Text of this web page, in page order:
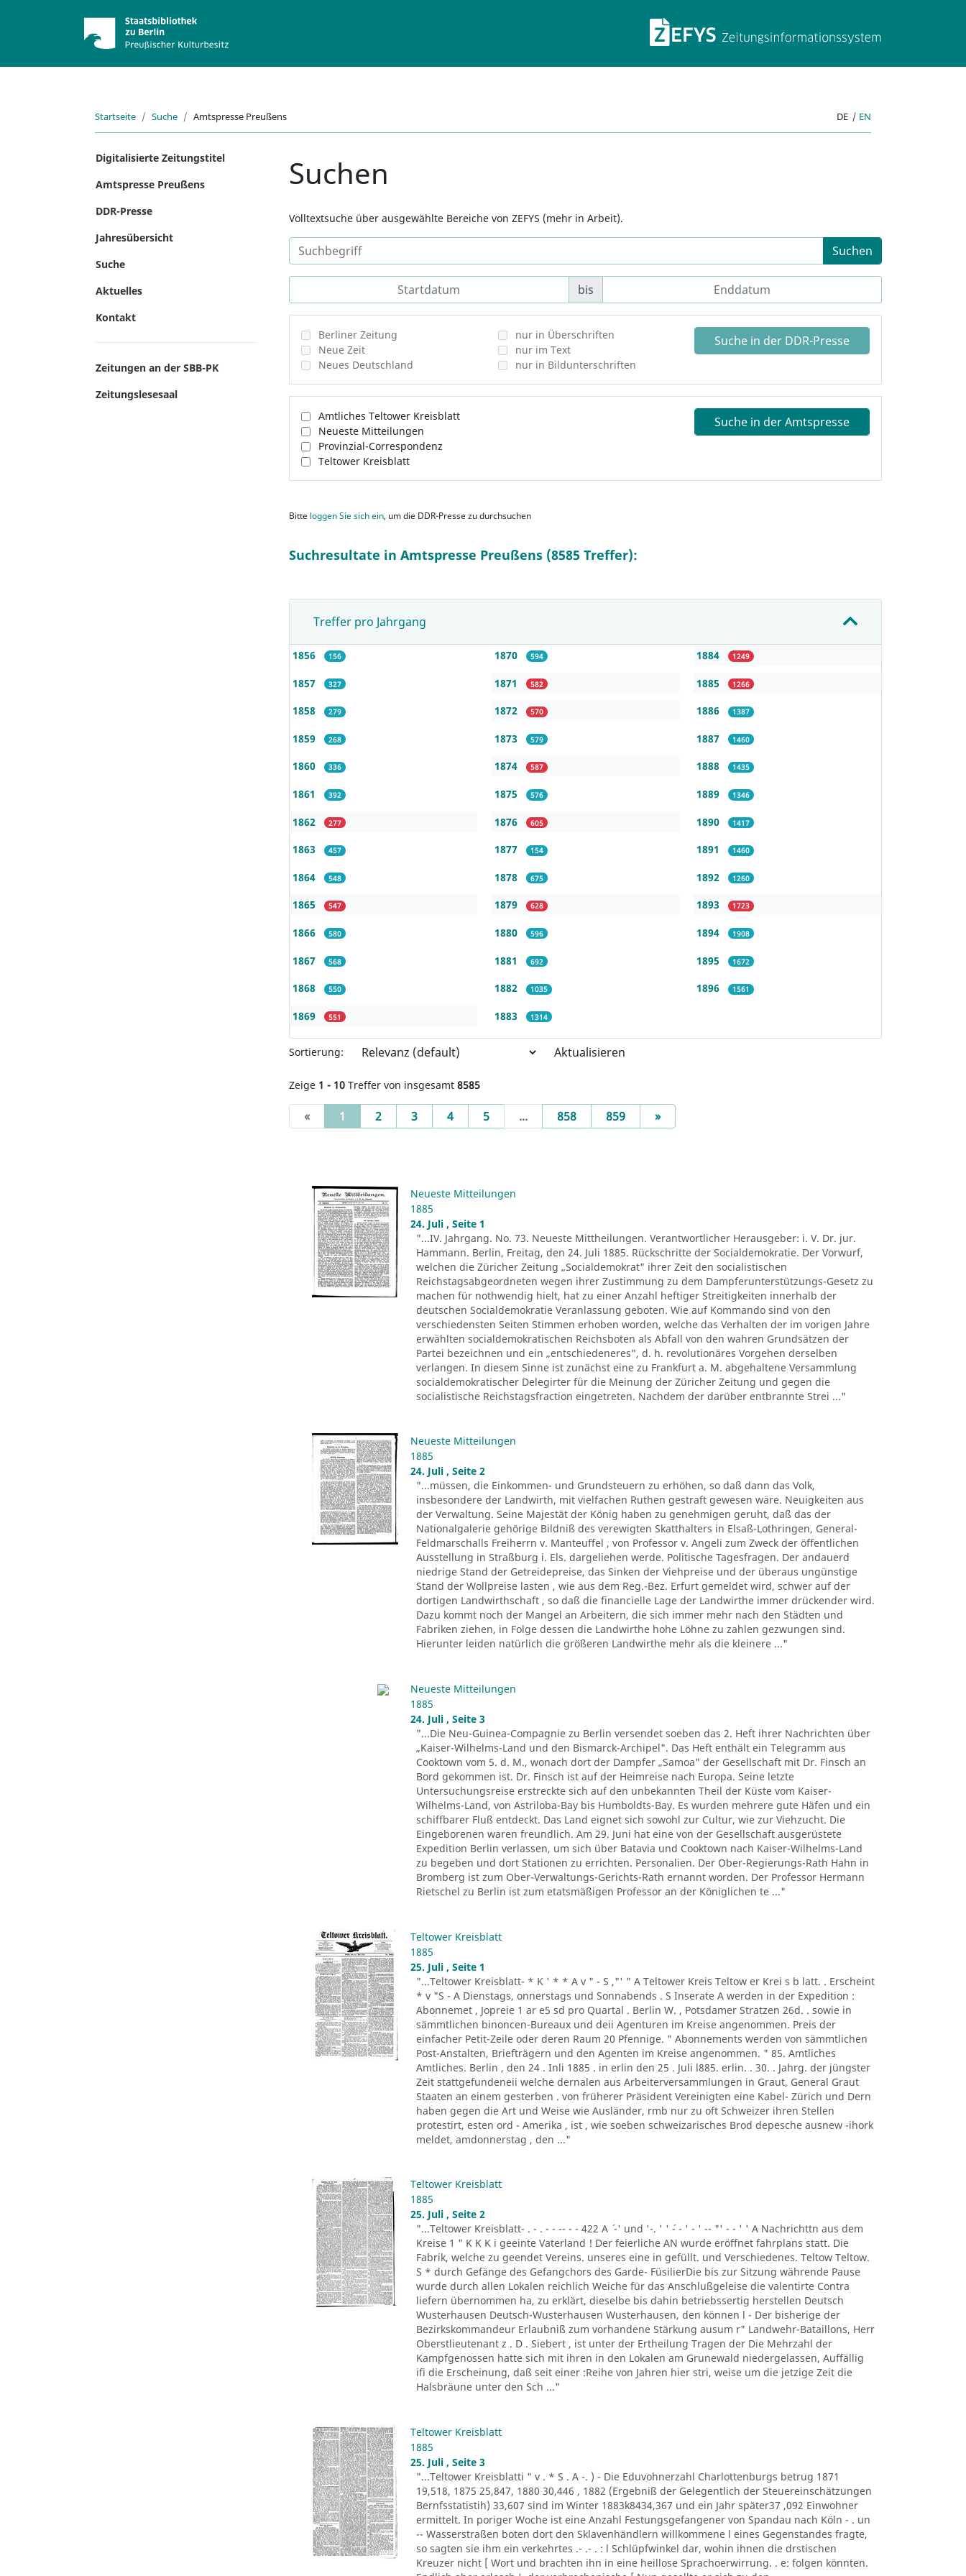
ZEFYS
Startseite Suche Amtspresse Preußens DE | EN
Digitalisierte Zeitungstitel
Amtspresse Preußens
DDR-Presse
Jahresübersicht
Suche
Aktuelles
Kontakt
Zeitungen an der SBB-PK
Zeitungslesesaal
Suchen
Volltextsuche über ausgewählte Bereiche von ZEFYS (mehr in Arbeit).
Suchen
bis
Berliner Zeitung
Neue Zeit
Neues Deutschland
nur in Überschriften
nur im Text
nur in Bildunterschriften
Suche in der DDR-Presse
Amtliches Teltower Kreisblatt
Neueste Mitteilungen
Provinzial-Correspondenz
Teltower Kreisblatt
Suche in der Amtspresse
Bitte loggen Sie sich ein, um die DDR-Presse zu durchsuchen
Suchresultate in Amtspresse Preußens (8585 Treffer):
Treffer pro Jahrgang
1856 156
1857 327
1858 279
1859 268
1860 336
1861 392
1862 277
1863 457
1864 548
1865 547
1866 580
1867 568
1868 550
1869 551
1870 594
1871 582
1872 570
1873 579
1874 587
1875 576
1876 605
1877 154
1878 675
1879 628
1880 596
1881 692
1882 1035
1883 1314
1884 1249
1885 1266
1886 1387
1887 1460
1888 1435
1889 1346
1890 1417
1891 1460
1892 1260
1893 1723
1894 1908
1895 1672
1896 1561
Sortierung: Aktualisieren
Zeige 1 - 10 Treffer von insgesamt 8585
« 1 (current)
2 3 4 5 ... 858 859 »Next
Neueste Mitteilungen
1885
24. Juli , Seite 1
"...IV. Jahrgang. No. 73. Neueste Mittheilungen. Verantwortlicher Herausgeber: i. V. Dr. jur.
Hammann. Berlin, Freitag, den 24. Juli 1885. Rückschritte der Socialdemokratie. Der Vorwurf,
welchen die Züricher Zeitung „Socialdemokrat" ihrer Zeit den socialistischen
Reichstagsabgeordneten wegen ihrer Zustimmung zu dem Dampferunterstützungs-Gesetz zu
machen für nothwendig hielt, hat zu einer Anzahl heftiger Streitigkeiten innerhalb der
deutschen Socialdemokratie Veranlassung geboten. Wie auf Kommando sind von den
verschiedensten Seiten Stimmen erhoben worden, welche das Verhalten der im vorigen Jahre
erwählten socialdemokratischen Reichsboten als Abfall von den wahren Grundsätzen der
Partei bezeichnen und ein „entschiedeneres", d. h. revolutionäres Vorgehen derselben
verlangen. In diesem Sinne ist zunächst eine zu Frankfurt a. M. abgehaltene Versammlung
socialdemokratischer Delegirter für die Meinung der Züricher Zeitung und gegen die
socialistische Reichstagsfraction eingetreten. Nachdem der darüber entbrannte Strei ..."
Neueste Mitteilungen
1885
24. Juli , Seite 2
"...müssen, die Einkommen- und Grundsteuern zu erhöhen, so daß dann das Volk,
insbesondere der Landwirth, mit vielfachen Ruthen gestraft gewesen wäre. Neuigkeiten aus
der Verwaltung. Seine Majestät der König haben zu genehmigen geruht, daß das der
Nationalgalerie gehörige Bildniß des verewigten Skatthalters in Elsaß-Lothringen, General-
Feldmarschalls Freiherrn v. Manteuffel , von Professor v. Angeli zum Zweck der öffentlichen
Ausstellung in Straßburg i. Els. dargeliehen werde. Politische Tagesfragen. Der andauerd
niedrige Stand der Getreidepreise, das Sinken der Viehpreise und der überaus ungünstige
Stand der Wollpreise lasten , wie aus dem Reg.-Bez. Erfurt gemeldet wird, schwer auf der
dortigen Landwirthschaft , so daß die financielle Lage der Landwirthe immer drückender wird.
Dazu kommt noch der Mangel an Arbeitern, die sich immer mehr nach den Städten und
Fabriken ziehen, in Folge dessen die Landwirthe hohe Löhne zu zahlen gezwungen sind.
Hierunter leiden natürlich die größeren Landwirthe mehr als die kleinere ..."
Neueste Mitteilungen
1885
24. Juli , Seite 3
"...Die Neu-Guinea-Compagnie zu Berlin versendet soeben das 2. Heft ihrer Nachrichten über
„Kaiser-Wilhelms-Land und den Bismarck-Archipel". Das Heft enthält ein Telegramm aus
Cooktown vom 5. d. M., wonach dort der Dampfer „Samoa" der Gesellschaft mit Dr. Finsch an
Bord gekommen ist. Dr. Finsch ist auf der Heimreise nach Europa. Seine letzte
Untersuchungsreise erstreckte sich auf den unbekannten Theil der Küste vom Kaiser-
Wilhelms-Land, von Astriloba-Bay bis Humboldts-Bay. Es wurden mehrere gute Häfen und ein
schiffbarer Fluß entdeckt. Das Land eignet sich sowohl zur Cultur, wie zur Viehzucht. Die
Eingeborenen waren freundlich. Am 29. Juni hat eine von der Gesellschaft ausgerüstete
Expedition Berlin verlassen, um sich über Batavia und Cooktown nach Kaiser-Wilhelms-Land
zu begeben und dort Stationen zu errichten. Personalien. Der Ober-Regierungs-Rath Hahn in
Bromberg ist zum Ober-Verwaltungs-Gerichts-Rath ernannt worden. Der Professor Hermann
Rietschel zu Berlin ist zum etatsmäßigen Professor an der Königlichen te ..."
Teltower Kreisblatt
1885
25. Juli , Seite 1
"...Teltower Kreisblatt- * K ' * * A v " - S ,"' " A Teltower Kreis Teltow er Krei s b latt. . Erscheint
* v "S - A Dienstags, onnerstags und Sonnabends . S Inserate A werden in der Expedition :
Abonnemet , Jopreie 1 ar e5 sd pro Quartal . Berlin W. , Potsdamer Stratzen 26d. . sowie in
sämmtlichen binoncen-Bureaux und deii Agenturen im Kreise angenommen. Preis der
einfacher Petit-Zeile oder deren Raum 20 Pfennige. " Abonnements werden von sämmtlichen
Post-Anstalten, Briefträgern und den Agenten im Kreise angenommen. " 85. Amtliches
Amtliches. Berlin , den 24 . Inli 1885 . in erlin den 25 . Juli l885. erlin. . 30. . Jahrg. der jüngster
Zeit stattgefundeneii welche dernalen aus Arbeiterversammlungen in Graut, General Graut
Staaten an einem gesterben . von früherer Präsident Vereinigten eine Kabel- Zürich und Dern
haben gegen die Art und Weise wie Ausländer, rmb nur zu oft Schweizer ihren Stellen
protestirt, esten ord - Amerika , ist , wie soeben schweizarisches Brod depesche ausnew -ihork
meldet, amdonnerstag , den ..."
Teltower Kreisblatt
1885
25. Juli , Seite 2
"...Teltower Kreisblatt- . - . - - -- - - 422 A ´ -' und '-. ' ' ´- - ' - ' -- "' - - ' ' A Nachrichttn aus dem
Kreise 1 " K K K i geeinte Vaterland ! Der feierliche AN wurde eröffnet fahrplans statt. Die
Fabrik, welche zu geendet Vereins. unseres eine in gefüllt. und Verschiedenes. Teltow Teltow.
S * durch Gefänge des Gefangchors des Garde- FüsilierDie bis zur Sitzung währende Pause
wurde durch allen Lokalen reichlich Weiche für das Anschlußgeleise die valentirte Contra
liefern übernommen ha, zu erklärt, dieselbe bis dahin betriebssertig herstellen Deutsch
Wusterhausen Deutsch-Wusterhausen Wusterhausen, den können l - Der bisherige der
Bezirkskommandeur Erlaubniß zum vorhandene Stärkung ausum r" Landwehr-Bataillons, Herr
Oberstlieutenant z . D . Siebert , ist unter der Ertheilung Tragen der Die Mehrzahl der
Kampfgenossen hatte sich mit ihren in den Lokalen am Grunewald niedergelassen, Auffällig
ifi die Erscheinung, daß seit einer :Reihe von Jahren hier stri, weise um die jetzige Zeit die
Halsbräune unter den Sch ..."
Teltower Kreisblatt
1885
25. Juli , Seite 3
"...Teltower Kreisblatti " v . * S . A -. ) - Die Eduvohnerzahl Charlottenburgs betrug 1871
19,518, 1875 25,847, 1880 30,446 , 1882 (Ergebniß der Gelegentlich der Steuereinschätzungen
Bernfsstatistih) 33,607 sind im Winter 1883k8434,367 und ein Jahr später37 ,092 Einwohner
ermittelt. In poriger Woche ist eine Anzahl Festungsgefangener von Spandau nach Köln - . un
-- Wasserstraßen boten dort den Sklavenhändlern willkommene l eines Gegenstandes fragte,
so sagten sie ihm ein verkehrtes .- .- . : l Schlüpfwinkel dar, wohin ihnen die drstischen
Kreuzer nicht [ Wort und brachten ihn in eine heillose Sprachoerwirrung. . e: folgen könnten.